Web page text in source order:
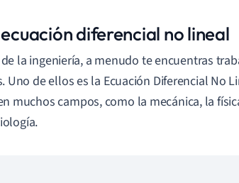
diferencial no lineal
la ingeniería, a menudo te encuentras
de ellos es la Ecuación Diferencial No
muchos campos, como la mecánica, la